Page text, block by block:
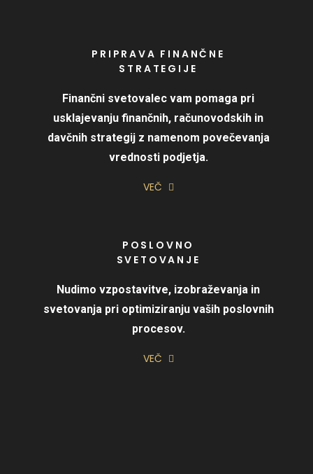
PRIPRAVA FINANČNE
STRATEGIJE
Finančni svetovalec vam pomaga pri
usklajevanju finančnih, računovodskih in
davčnih strategij z namenom povečevanja
vrednosti podjetja.
VEČ
POSLOVNO
SVETOVANJE
Nudimo vzpostavitve, izobraževanja in
svetovanja pri optimiziranju vaših poslovnih
procesov.
VEČ